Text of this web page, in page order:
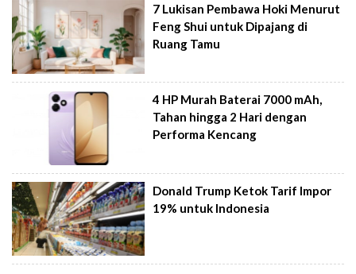
7 Lukisan Pembawa Hoki Menurut
Feng Shui untuk Dipajang di
Ruang Tamu
4 HP Murah Baterai 7000 mAh,
Tahan hingga 2 Hari dengan
Performa Kencang
Donald Trump Ketok Tarif Impor
19% untuk Indonesia